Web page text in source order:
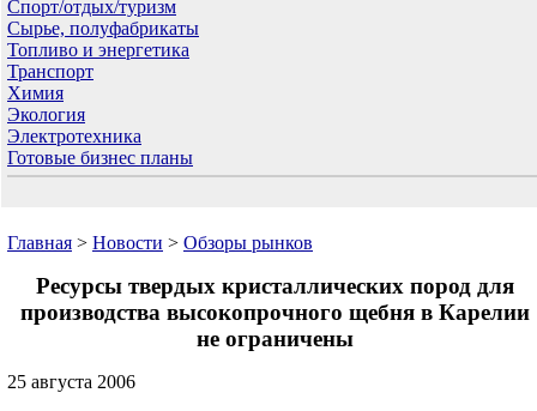
Спорт/отдых/туризм
Сырье, полуфабрикаты
Топливо и энергетика
Транспорт
Химия
Экология
Электротехника
Готовые бизнес планы
Главная > Новости > Обзоры рынков
Ресурсы твердых кристаллических пород для
производства высокопрочного щебня в Карелии
не ограничены
25 августа 2006